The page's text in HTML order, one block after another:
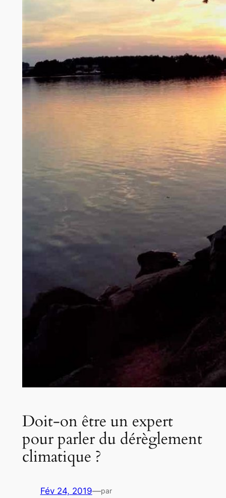
Doit-on être un expert
pour parler du dérèglement
climatique ?
Fév 24, 2019—par